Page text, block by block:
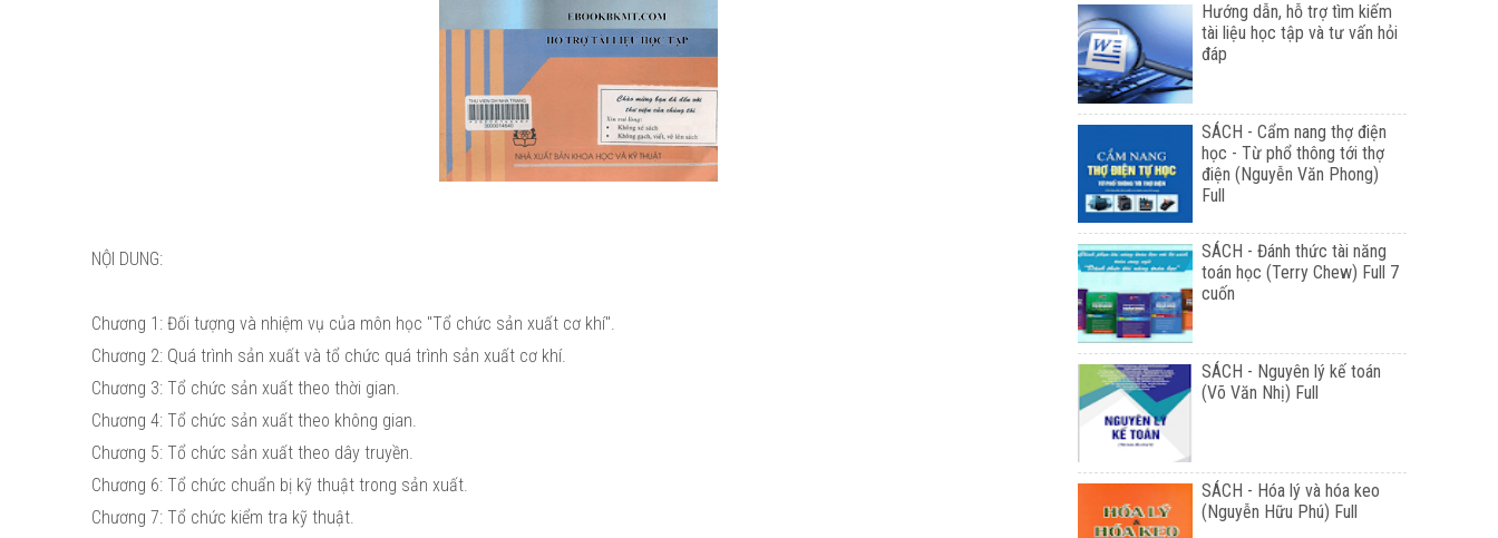
NỘI DUNG:
Chương 1: Đối tượng và nhiệm vụ của môn học "Tổ chức sản xuất cơ khí".
Chương 2: Quá trình sản xuất và tổ chức quá trình sản xuất cơ khí.
Chương 3: Tổ chức sản xuất theo thời gian.
Chương 4: Tổ chức sản xuất theo không gian.
Chương 5: Tổ chức sản xuất theo dây truyền.
Chương 6: Tổ chức chuẩn bị kỹ thuật trong sản xuất.
Chương 7: Tổ chức kiểm tra kỹ thuật.
Hướng dẫn, hỗ trợ tìm kiếm
tài liệu học tập và tư vấn hỏi
đáp
SÁCH - Cẩm nang thợ điện
học - Từ phổ thông tới thợ
điện (Nguyễn Văn Phong)
Full
SÁCH - Đánh thức tài năng
toán học (Terry Chew) Full 7
cuốn
SÁCH - Nguyên lý kế toán
(Võ Văn Nhị) Full
SÁCH - Hóa lý và hóa keo
(Nguyễn Hữu Phú) Full